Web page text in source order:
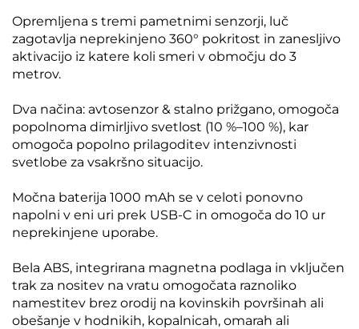
Opremljena s tremi pametnimi senzorji, luč
zagotavlja neprekinjeno 360° pokritost in zanesljivo
aktivacijo iz katere koli smeri v območju do 3
metrov.
Dva načina: avtosenzor & stalno prižgano, omogoča
popolnoma dimirljivo svetlost (10 %–100 %), kar
omogoča popolno prilagoditev intenzivnosti
svetlobe za vsakršno situacijo.
Močna baterija 1000 mAh se v celoti ponovno
napolni v eni uri prek USB-C in omogoča do 10 ur
neprekinjene uporabe.
Bela ABS, integrirana magnetna podlaga in vključen
trak za nositev na vratu omogočata raznoliko
namestitev brez orodij na kovinskih površinah ali
obešanje v hodnikih, kopalnicah, omarah ali